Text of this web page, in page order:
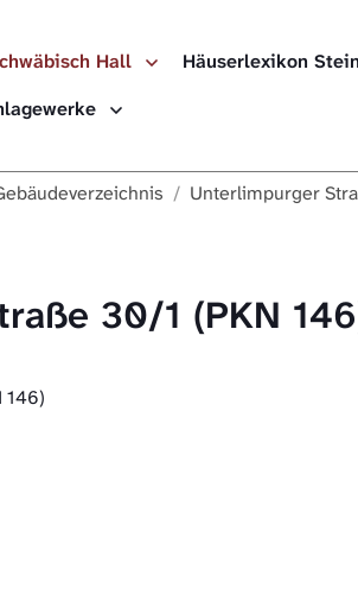
Hall
Häuserlexikon
Unterlimpurger
30/1 (PKN
146)